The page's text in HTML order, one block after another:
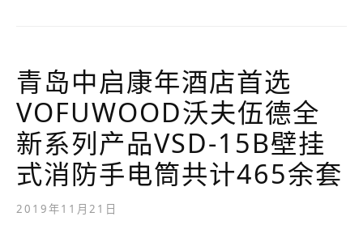
青岛中启康年酒店首选
VOFUWOOD沃夫伍德全
新系列产品VSD-15B壁挂
式消防手电筒共计465余套
2019年11月21日